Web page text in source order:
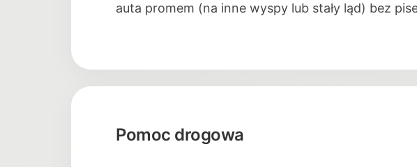
auta promem (na inne wyspy lub stały ląd) bez
Pomoc drogowa